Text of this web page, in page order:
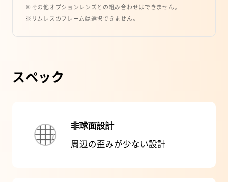
※その他オプションレンズとの組み合わせはできません。
※リムレスのフレームは選択できません。
スペック
非球面設計
周辺の歪みが少ない設計